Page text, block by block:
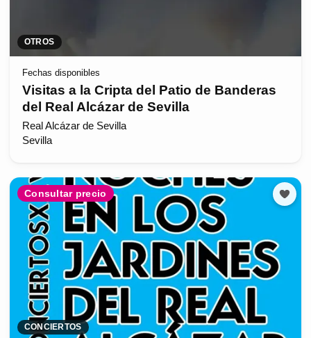
OTROS
Fechas disponibles
Visitas a la Cripta del Patio de Banderas
del Real Alcázar de Sevilla
Real Alcázar de Sevilla
Sevilla
Consultar precio
CONCIERTOS